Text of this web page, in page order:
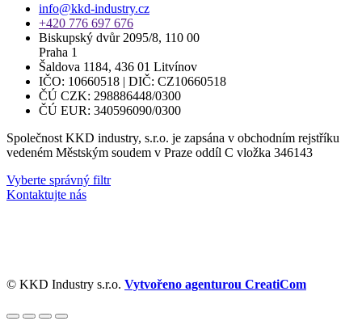
info@kkd-industry.cz
+420 776 697 676
Biskupský dvůr 2095/8, 110 00
Praha 1
Šaldova 1184, 436 01 Litvínov
IČO: 10660518 | DIČ: CZ10660518
ČÚ CZK: 298886448/0300
ČÚ EUR: 340596090/0300
Společnost KKD industry, s.r.o. je zapsána v obchodním rejstříku
vedeném Městským soudem v Praze oddíl C vložka 346143
Vyberte správný filtr
Kontaktujte nás
© KKD Industry s.r.o. Vytvořeno agenturou CreatiCom